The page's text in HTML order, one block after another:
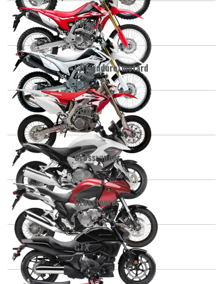
CRF
CRF enduro/motard
CRM
Crossrunner
Crosstourer
CTX